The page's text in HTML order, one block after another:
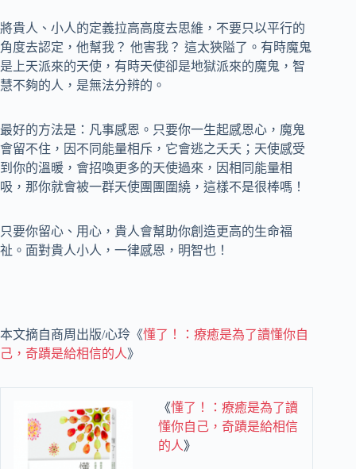
將貴人、小人的定義拉高高度去思維，不要只以平行的
角度去認定，他幫我？ 他害我？ 這太狹隘了。有時魔鬼
是上天派來的天使，有時天使卻是地獄派來的魔鬼，智
慧不夠的人，是無法分辨的。
最好的方法是：凡事感恩。只要你一生起感恩心，魔鬼
會留不住，因不同能量相斥，它會逃之夭夭；天使感受
到你的溫暖，會招喚更多的天使過來，因相同能量相
吸，那你就會被一群天使團團圍繞，這樣不是很棒嗎！
只要你留心、用心，貴人會幫助你創造更高的生命福
祉。面對貴人小人，一律感恩，明智也！
本文摘自商周出版/心玲《懂了！：療癒是為了讀懂你自
己，奇蹟是給相信的人》
《懂了！：療癒是為了讀
懂你自己，奇蹟是給相信
的人》